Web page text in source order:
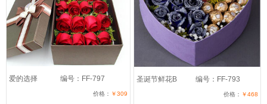
爱的选择 编号：FF-797
价格： ￥309
圣诞节鲜花B 编号：FF-793
价格： ￥468